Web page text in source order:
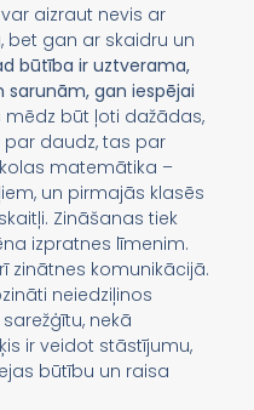
aizraut nevis ar
bet gan ar skaidru un
būtība ir uztverama,
gan iespējai
mēdz būt ļoti dažādas,
par daudz, tas par
matemātika –
un pirmajās klasēs
Zināšanas tiek
izpratnes līmenim.
zinātnes komunikācijā.
neiedziļinos
nekā
ir veidot stāstījumu,
būtību un raisa